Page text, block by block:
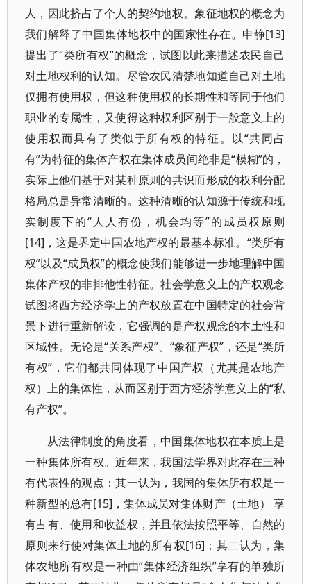
人，因此挤占了个人的契约地权。象征地权的概念为
我们解释了中国集体地权中的国家性存在。申静[13]
提出了“类所有权”的概念，试图以此来描述农民自己
对土地权利的认知。尽管农民清楚地知道自己对土地
仅拥有使用权，但这种使用权的长期性和等同于他们
职业的专属性，又使得这种权利区别于一般意义上的
使用权而具有了类似于所有权的特征。以“共同占
有”为特征的集体产权在集体成员间绝非是“模糊”的，
实际上他们基于对某种原则的共识而形成的权利分配
格局总是异常清晰的。这种清晰的认知源于传统和现
实制度下的“人人有份，机会均等”的成员权原则
[14]，这是界定中国农地产权的最基本标准。“类所有
权”以及“成员权”的概念使我们能够进一步地理解中国
集体产权的非排他性特征。社会学意义上的产权观念
试图将西方经济学上的产权放置在中国特定的社会背
景下进行重新解读，它强调的是产权观念的本土性和
区域性。无论是“关系产权”、“象征产权”，还是“类所
有权”，它们都共同体现了中国产权（尤其是农地产
权）上的集体性，从而区别于西方经济学意义上的“私
有产权”。
从法律制度的角度看，中国集体地权在本质上是
一种集体所有权。近年来，我国法学界对此存在三种
有代表性的观点：其一认为，我国的集体所有权是一
种新型的总有[15]，集体成员对集体财产（土地） 享
有占有、使用和收益权，并且依法按照平等、自然的
原则来行使对集体土地的所有权[16]；其二认为，集
体农地所有权是一种由“集体经济组织”享有的单独所